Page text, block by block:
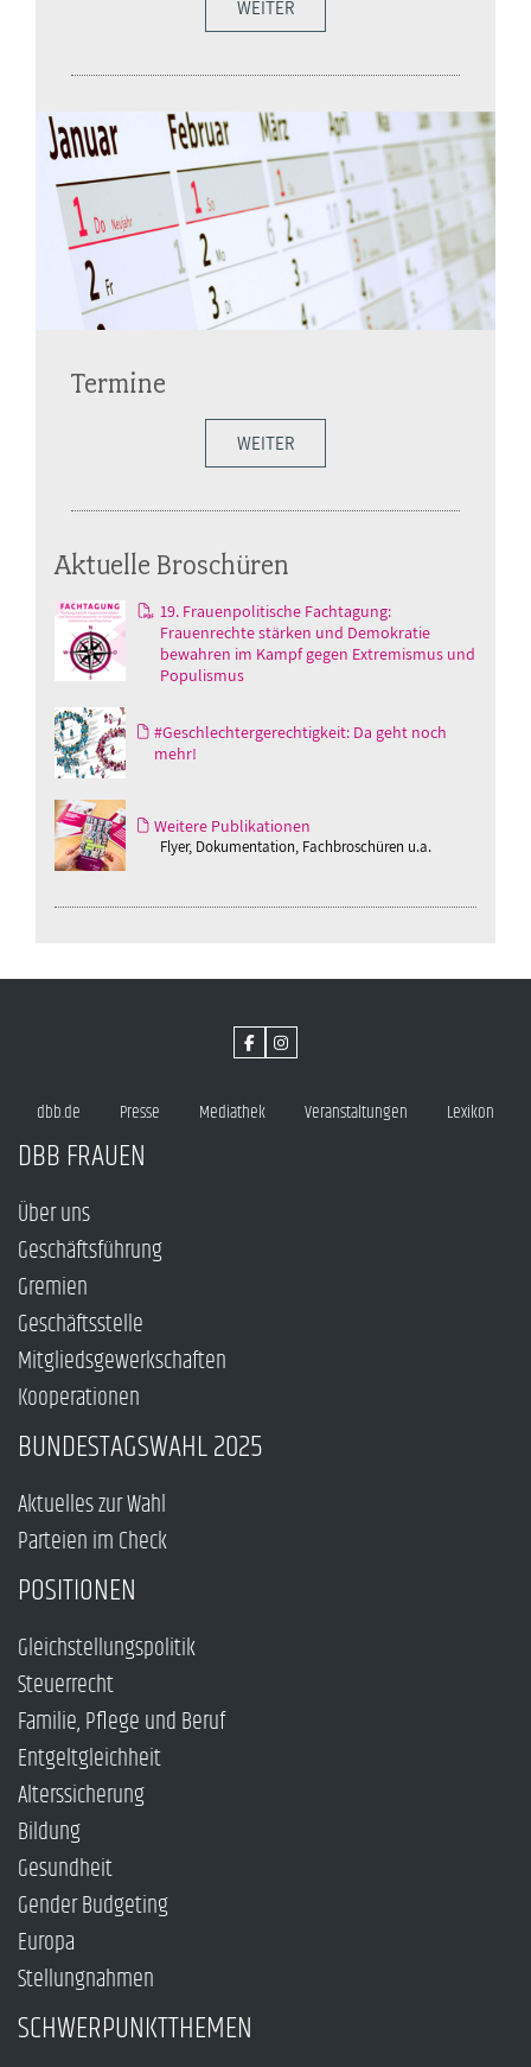
WEITER
Termine
WEITER
Aktuelle Broschüren
19. Frauenpolitische Fachtagung:
Frauenrechte stärken und Demokratie
bewahren im Kampf gegen Extremismus und
Populismus
#Geschlechtergerechtigkeit: Da geht noch
mehr!
Weitere Publikationen
Flyer, Dokumentation, Fachbroschüren u.a.
dbb.de Presse Mediathek Veranstaltungen Lexikon
DBB FRAUEN
Über uns
Geschäftsführung
Gremien
Geschäftsstelle
Mitgliedsgewerkschaften
Kooperationen
BUNDESTAGSWAHL 2025
Aktuelles zur Wahl
Parteien im Check
POSITIONEN
Gleichstellungspolitik
Steuerrecht
Familie, Pflege und Beruf
Entgeltgleichheit
Alterssicherung
Bildung
Gesundheit
Gender Budgeting
Europa
Stellungnahmen
SCHWERPUNKTTHEMEN